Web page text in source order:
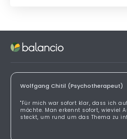
Wolfgang Chitil (Psychotherapeut)
"Für mich war sofort klar, dass ich
möchte. Man erkennt sofort, wieviel
steckt, um rund um das Thema zu